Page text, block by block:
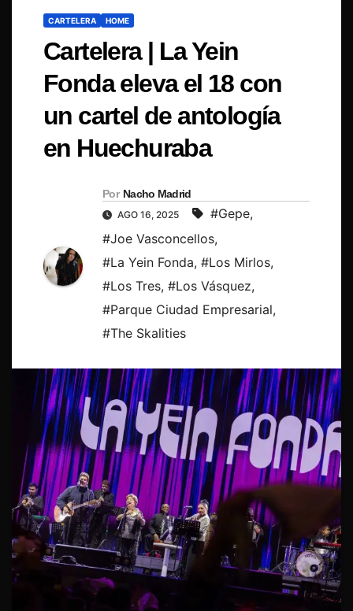
CARTELERA HOME
Cartelera | La Yein
Fonda eleva el 18 con
un cartel de antología
en Huechuraba
Por Nacho Madrid
AGO 16, 2025 #Gepe,
#Joe Vasconcellos,
#La Yein Fonda, #Los Mirlos,
#Los Tres, #Los Vásquez,
#Parque Ciudad Empresarial,
#The Skalities